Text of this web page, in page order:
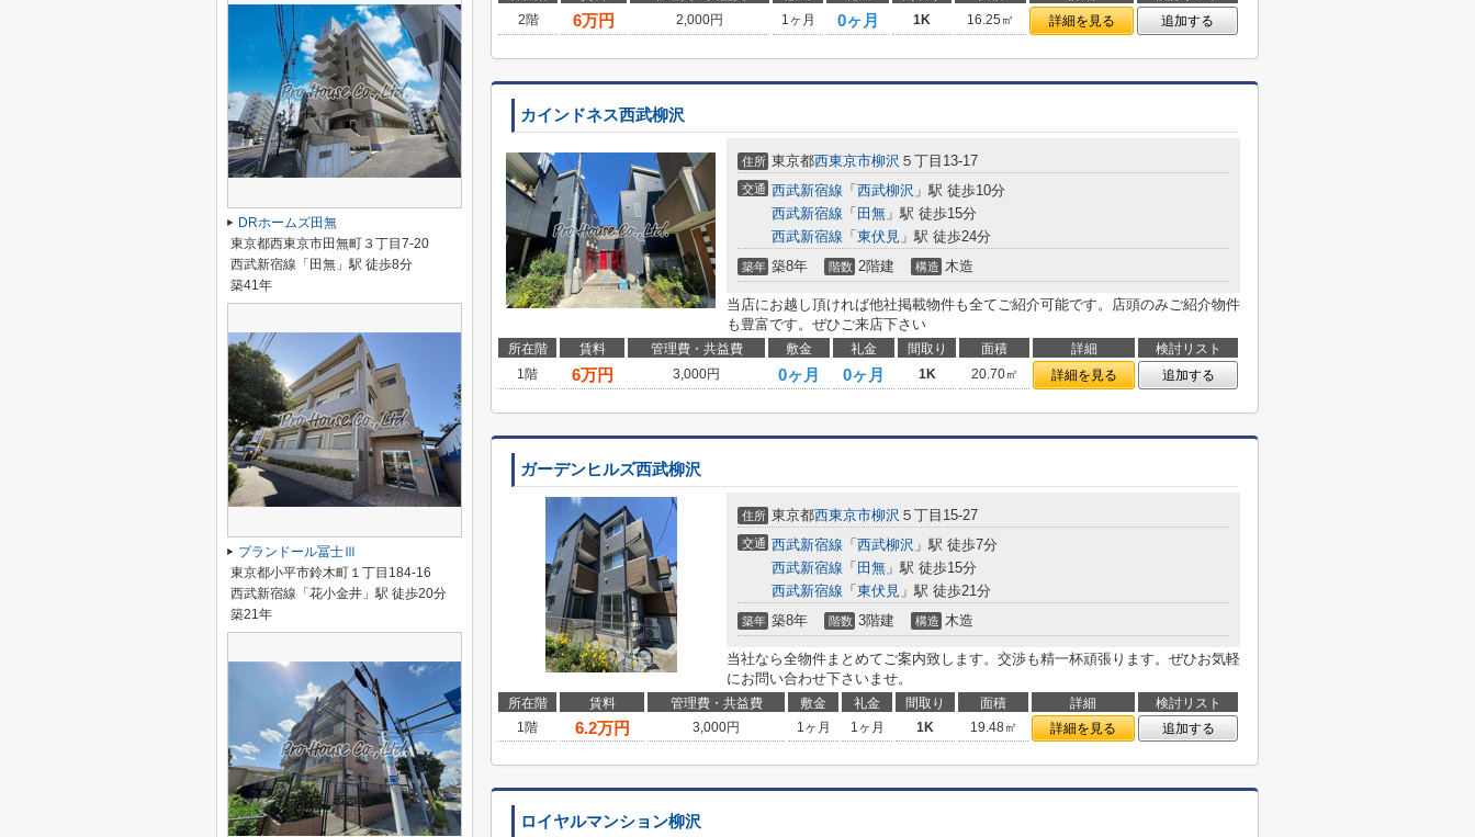
2階
6万円 2,000円 1ヶ月 0ヶ月 1K 16.25㎡ 詳細を見る 追加する
カインドネス西武柳沢
住所 東京都西東京市柳沢 ５丁目13-17
交通 西武新宿線 「 西武柳沢 」駅 徒歩10分
西武新宿線 「 田無 」駅 徒歩15分
西武新宿線 「 東伏見 」駅 徒歩24分
築年 築8年 階数 2階建 構造 木造
当店にお越し頂ければ他社掲載物件も全てご紹介可能です。店頭のみご紹介物件
も豊富です。ぜひご来店下さい
所在階 賃料 管理費・共益費 敷金 礼金 間取り 面積 詳細
検討リスト
1階
6万円 3,000円 0ヶ月 0ヶ月 1K 20.70㎡ 詳細を見る 追加する
ガーデンヒルズ西武柳沢
住所 東京都西東京市柳沢 ５丁目15-27
交通 西武新宿線 「 西武柳沢 」駅 徒歩7分
西武新宿線 「 田無 」駅 徒歩15分
西武新宿線 「 東伏見 」駅 徒歩21分
築年 築8年 階数 3階建 構造 木造
当社なら全物件まとめてご案内致します。交渉も精一杯頑張ります。ぜひお気軽
にお問い合わせ下さいませ。
所在階 賃料 管理費・共益費 敷金 礼金 間取り 面積 詳細
検討リスト
1階
6.2万円 3,000円 1ヶ月 1ヶ月 1K 19.48㎡ 詳細を見る 追加する
ロイヤルマンション柳沢
DRホームズ田無
東京都西東京市田無町３丁目7-20
西武新宿線「田無」駅 徒歩8分
築41年
プランドール冨士Ⅲ
東京都小平市鈴木町１丁目184-16
西武新宿線「花小金井」駅 徒歩20分
築21年